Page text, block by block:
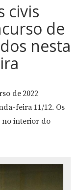
civis
de
nesta
de 2022
feira 11/12. Os
no interior do